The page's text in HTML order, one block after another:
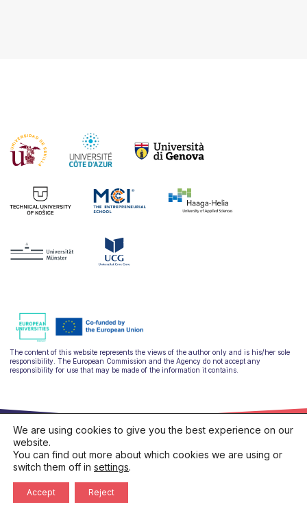
The content of this website represents the views of the author only and is his/her sole
responsibility. The European Commission and the Agency do not accept any
responsibility for use that may be made of the information it contains.
Privacy policy
Cookies policy
We are using cookies to give you the best experience on our
website.
You can find out more about which cookies we are using or
switch them off in settings.
Accept Reject